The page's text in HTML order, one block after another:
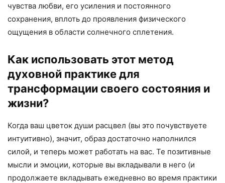
чувства любви, его усиления и постоянного
сохранения, вплоть до проявления физического
ощущения в области солнечного сплетения.
Как использовать этот метод
духовной практике для
трансформации своего состояния и
жизни?
Когда ваш цветок души расцвел (вы это почувствуете
интуитивно), значит, образ достаточно наполнился
силой, и теперь может работать на вас. Те позитивные
мысли и эмоции, которые вы вкладывали в него (и
продолжаете вкладывать ежедневно во время практики